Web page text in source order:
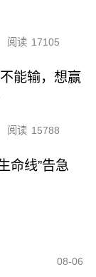
阅读 17105
能输，想赢
阅读 15788
命线”告急
08-06